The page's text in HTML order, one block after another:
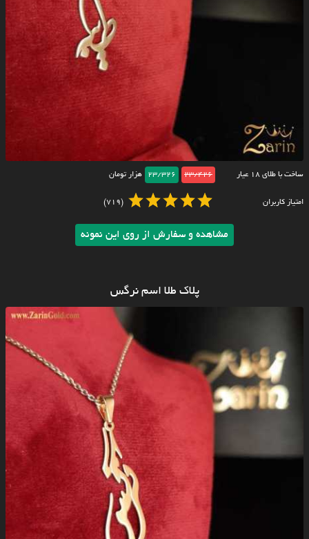
ساخت با طلای ۱۸ عیار 23/426
23/326 هزار تومان
امتیاز کاربران (719)
مشاهده و سفارش از روی این نمونه
پلاک طلا اسم نرگس